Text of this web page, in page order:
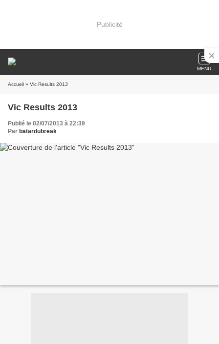
Publicité
MENU
Accueil » Vic Results 2013
Vic Results 2013
Publié le 02/07/2013 à 22:39
Par batardubreak